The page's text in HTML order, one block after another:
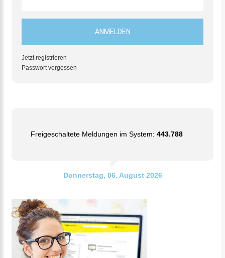
Jetzt registrieren
Passwort vergessen
Freigeschaltete Meldungen im System: 443.788
Donnerstag, 06. August 2026